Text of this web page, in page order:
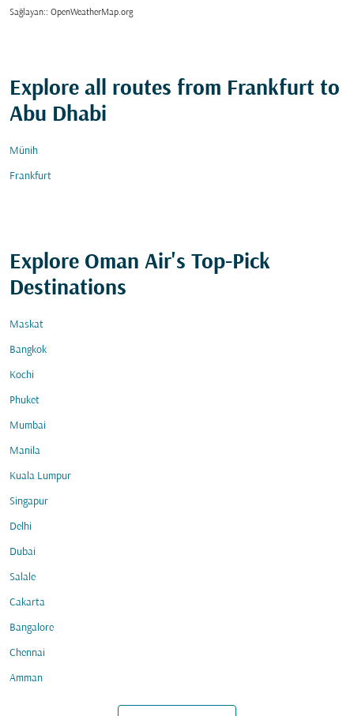
Sağlayan:: OpenWeatherMap.org
Explore all routes from Frankfurt to
Abu Dhabi
Münih
Frankfurt
Explore Oman Air's Top-Pick
Destinations
Maskat
Bangkok
Kochi
Phuket
Mumbai
Manila
Kuala Lumpur
Singapur
Delhi
Dubai
Salale
Cakarta
Bangalore
Chennai
Amman